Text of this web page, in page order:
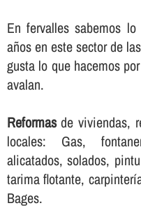
En fervalles sabemos
años en este sector de las
gusta lo que hacemos
avalan.
Reformasde viviendas,
locales: Gas,
alicatados, solados,
tarima flotante,
Bages.